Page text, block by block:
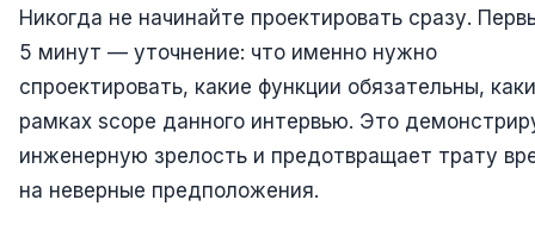
Никогда не начинайте проектировать сразу.
5 минут — уточнение: что именно нужно
спроектировать, какие функции обязательны,
рамках scope данного интервью. Это
инженерную зрелость и предотвращает трату
на неверные предположения.